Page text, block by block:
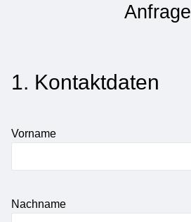
Anfrage
1. Kontaktdaten
Vorname
Nachname